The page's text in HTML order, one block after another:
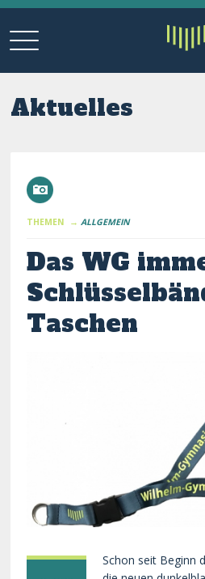
Aktuelles
THEMEN → ALLGEMEIN
Das WG
Taschen
Schon seit Beginn